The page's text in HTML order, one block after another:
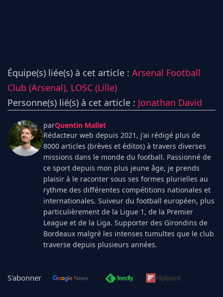
Équipe(s) liée(s) à cet article : Arsenal Football
Club (Arsenal), LOSC (Lille)
Personne(s) lié(s) à cet article : Jonathan David
parQuentin Mallet
Rédacteur web depuis 2021, j'ai rédigé plus de
8000 articles (brèves et éditos) à travers diverses
missions dans le monde du football. Passionné de
ce sport depuis mon plus jeune âge, je prends
plaisir à le raconter sous ses formes plurielles au
rythme des différentes compétitions nationales et
internationales. Suiveur du football européen, plus
particulièrement de la Ligue 1, de la Premier
League et de la Liga. Supporter des Girondins de
Bordeaux malgré les intenses tumultes que le club
traverse depuis plusieurs années.
S'abonner